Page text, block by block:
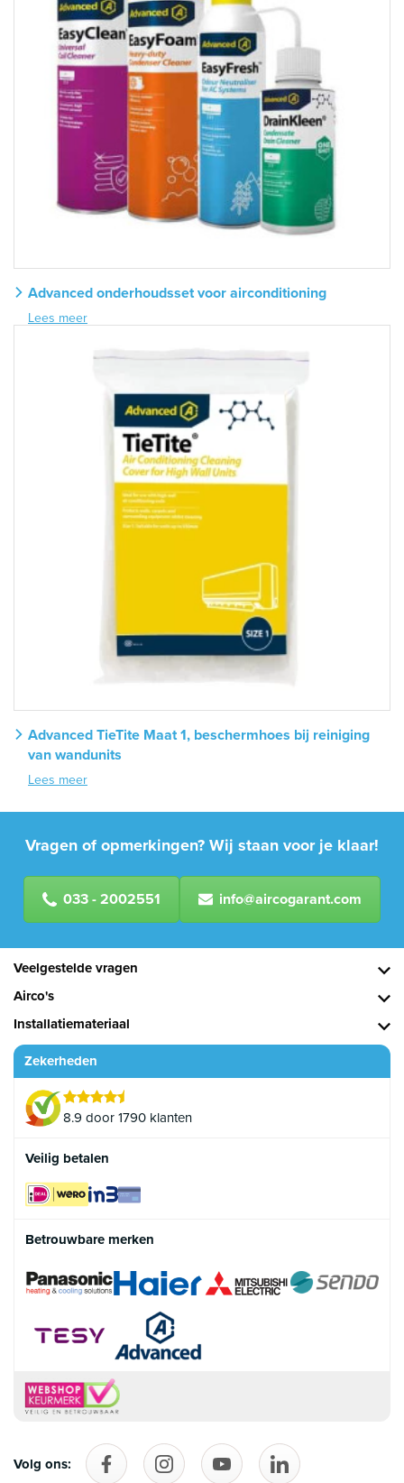
Advanced onderhoudsset voor airconditioning
Lees meer
Advanced TieTite Maat 1, beschermhoes bij reiniging
van wandunits
Lees meer
Vragen of opmerkingen? Wij staan voor je klaar!
033 - 2002551 info@aircogarant.com
Veelgestelde vragen
Airco's
Installatiemateriaal
Zekerheden
8.9 door 1790 klanten
Veilig betalen
Betrouwbare merken
Volg ons: Volg ons op Facebook
follow_us_on_instagram
Volg ons op YouTube